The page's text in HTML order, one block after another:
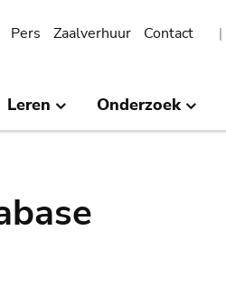
Pers Zaalverhuur Contact
Leren Onderzoek